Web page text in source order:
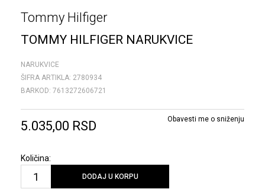
Tommy Hilfiger
TOMMY HILFIGER NARUKVICE
NARUKVICE
ŠIFRA ARTIKLA: 2780934
BARKOD: 7613272606721
5.035,00 RSD Obavesti me o sniženju
Količina:
DODAJ U KORPU